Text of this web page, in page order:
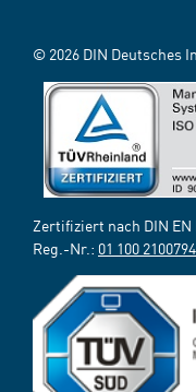
© 2026 DIN Deutsches
Zertifiziert nach DIN EN
Reg.-Nr.: 01 100 2100794